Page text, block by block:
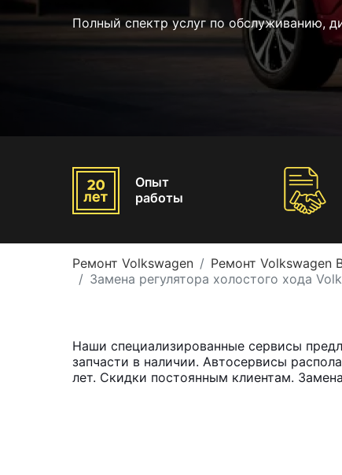
Полный спектр услуг по обслуживанию,
Опыт
работы
Ремонт Volkswagen Ремонт Volkswagen
Замена регулятора холостого хода
Наши специализированные сервисы
запчасти в наличии. Автосервисы
лет. Скидки постоянным клиентам.